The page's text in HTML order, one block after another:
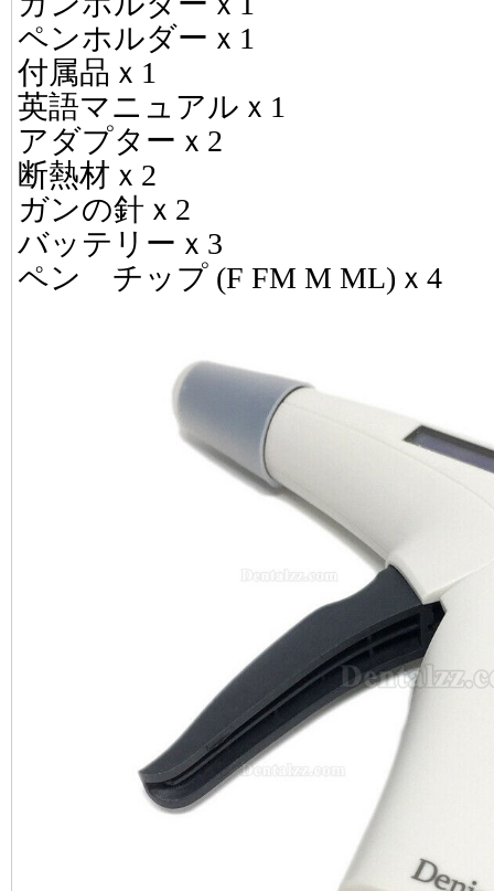
ペンホルダーｘ1
付属品ｘ1
英語マニュアルｘ1
アダプターｘ2
断熱材ｘ2
ガンの針ｘ2
バッテリーｘ3
ペン チップ (F FM M ML)ｘ4